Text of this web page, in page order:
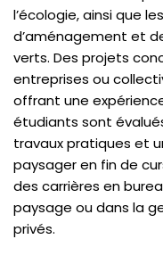
l’écologie, ainsi que
d’aménagement et
verts. Des projets
entreprises ou
offrant une
étudiants sont
travaux pratiques et
paysager en fin de
des carrières en
paysage ou dans la
privés.